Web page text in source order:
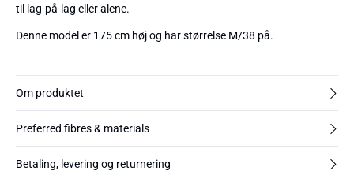
til lag-på-lag eller alene.
Denne model er 175 cm høj og har størrelse M/38 på.
Om produktet
Preferred fibres & materials
Betaling, levering og returnering